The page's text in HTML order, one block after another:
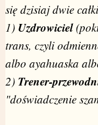
się dzisiaj dwie
1) Uzdrowiciel
trans, czyli
albo ayahuaska
2) Trener-
"doświadczenie